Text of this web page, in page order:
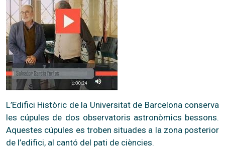
L’Edifici Històric de la Universitat de Barcelona conserva
les cúpules de dos observatoris astronòmics bessons.
Aquestes cúpules es troben situades a la zona posterior
de l’edifici, al cantó del pati de ciències.